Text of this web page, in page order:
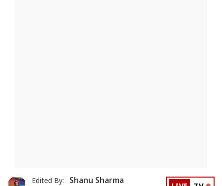
Edited By: Shanu Sharma